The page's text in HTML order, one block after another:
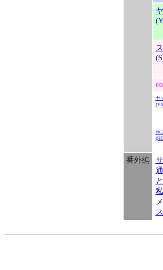
ヤ
ホ
番外編